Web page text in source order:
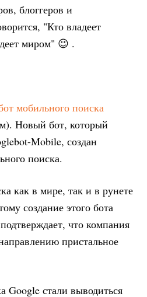
блоггеров и
"Кто владеет
миром" 😉 .
мобильного поиска
Новый бот, который
Mobile, создан
поиска.
как в мире, так и в рунете
создание этого бота
что компания
пристальное
Google стали выводиться